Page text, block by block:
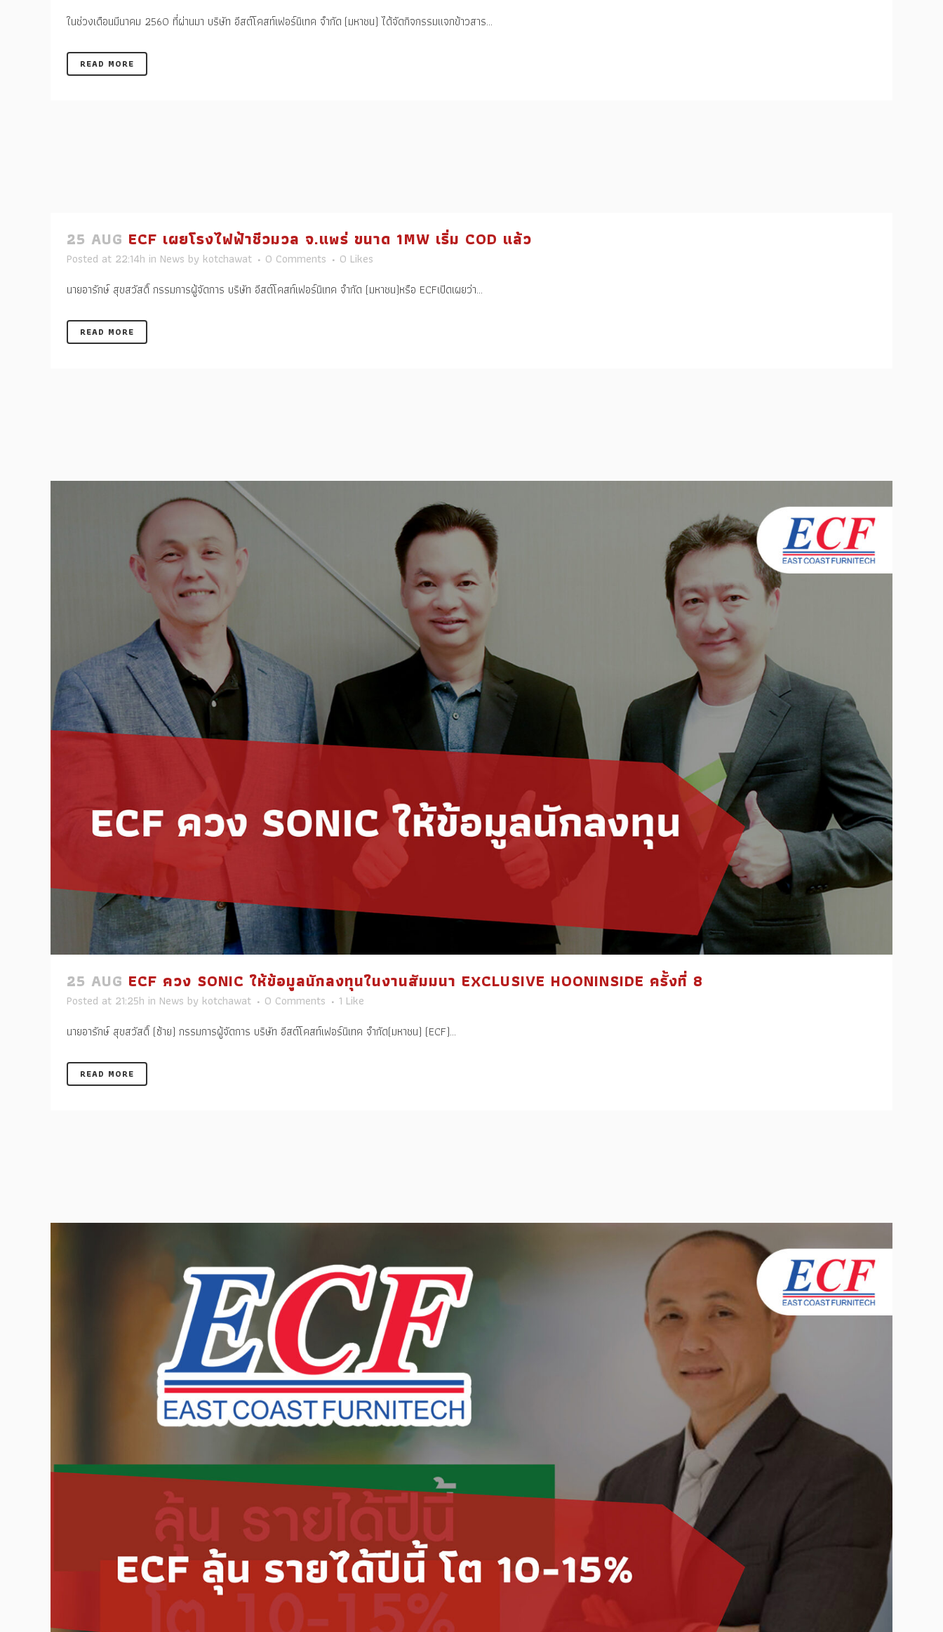
ในช่วงเดือนมีนาคม 2560 ที่ผ่านมา บริษัท อีสต์โคสท์เฟอร์นิเทค จำกัด (มหาชน) ได้จัดกิจกรรมแจกข้าวสาร...
READ MORE
25 AUG ECF เผยโรงไฟฟ้าชีวมวล จ.แพร่ ขนาด 1MW เริ่ม COD แล้ว
Posted at 22:14h in News by kotchawat 0 Comments 0 Likes
นายอารักษ์ สุขสวัสดิ์ กรรมการผู้จัดการ บริษัท อีสต์โคสท์เฟอร์นิเทค จำกัด (มหาชน)หรือ ECFเปิดเผยว่า...
READ MORE
25 AUG ECF ควง SONIC ให้ข้อมูลนักลงทุนในงานสัมมนา EXCLUSIVE HOONINSIDE ครั้งที่ 8
Posted at 21:25h in News by kotchawat 0 Comments 1 Like
นายอารักษ์ สุขสวัสดิ์ (ซ้าย) กรรมการผู้จัดการ บริษัท อีสต์โคสท์เฟอร์นิเทค จำกัด(มหาชน) (ECF)...
READ MORE